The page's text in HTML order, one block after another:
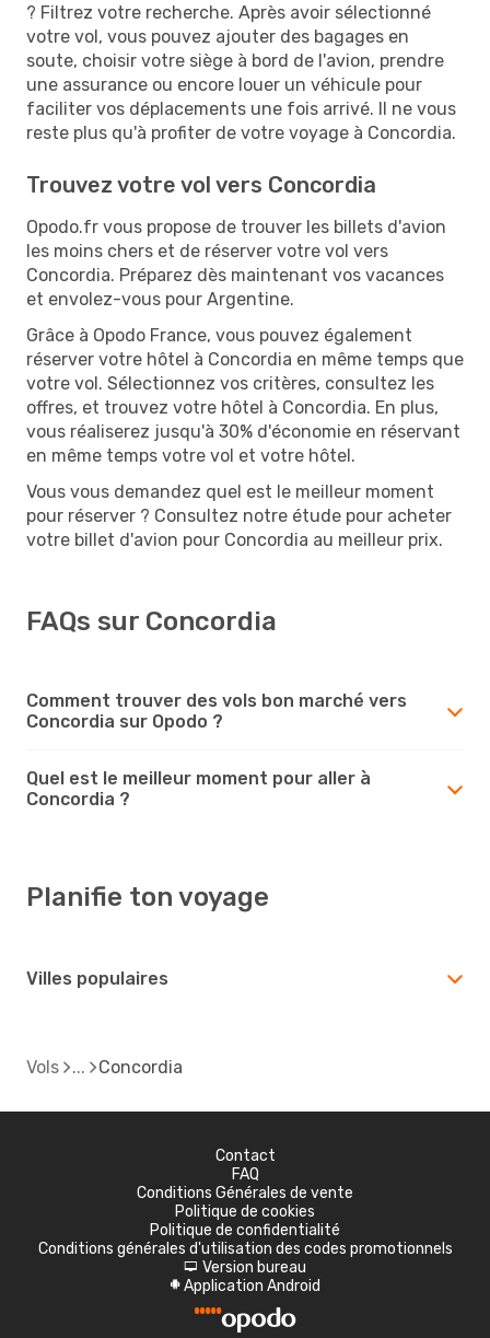
? Filtrez votre recherche. Après avoir sélectionné
votre vol, vous pouvez ajouter des bagages en
soute, choisir votre siège à bord de l'avion, prendre
une assurance ou encore louer un véhicule pour
faciliter vos déplacements une fois arrivé. Il ne vous
reste plus qu'à profiter de votre voyage à Concordia.
Trouvez votre vol vers Concordia
Opodo.fr vous propose de trouver les billets d'avion
les moins chers et de réserver votre vol vers
Concordia. Préparez dès maintenant vos vacances
et envolez-vous pour Argentine.
Grâce à Opodo France, vous pouvez également
réserver votre hôtel à Concordia en même temps que
votre vol. Sélectionnez vos critères, consultez les
offres, et trouvez votre hôtel à Concordia. En plus,
vous réaliserez jusqu'à 30% d'économie en réservant
en même temps votre vol et votre hôtel.
Vous vous demandez quel est le meilleur moment
pour réserver ? Consultez notre étude pour acheter
votre billet d'avion pour Concordia au meilleur prix.
FAQs sur Concordia
Comment trouver des vols bon marché vers
Concordia sur Opodo ?
Quel est le meilleur moment pour aller à
Concordia ?
Planifie ton voyage
Villes populaires
Vols Concordia
Contact
FAQ
Conditions Générales de vente
Politique de cookies
Politique de confidentialité
Conditions générales d'utilisation des codes promotionnels
d Version bureau
A Application Android